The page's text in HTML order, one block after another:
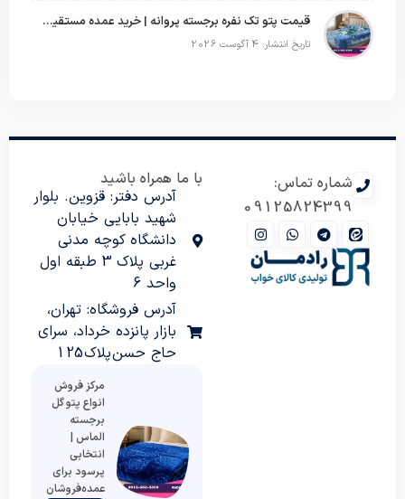
قیمت پتو تک نفره برجسته پروانه | خرید عمده مستقیم با بهترین قیمت بازار
تاریخ انتشار: 4 آگوست 2026
شماره تماس:
09125824399
با ما همراه باشید
آدرس دفتر: قزوین. بلوار
شهید بابایی خیابان
دانشگاه کوچه مدنی
غربی پلاک 3 طبقه اول
واحد 6
آدرس فروشگاه: تهران،
بازار پانزده خرداد، سرای
حاج حسن پلاک 125
مرکز فروش
انواع پتو گل
برجسته
الماس |
انتخابی
پرسود برای
عمده‌فروشان